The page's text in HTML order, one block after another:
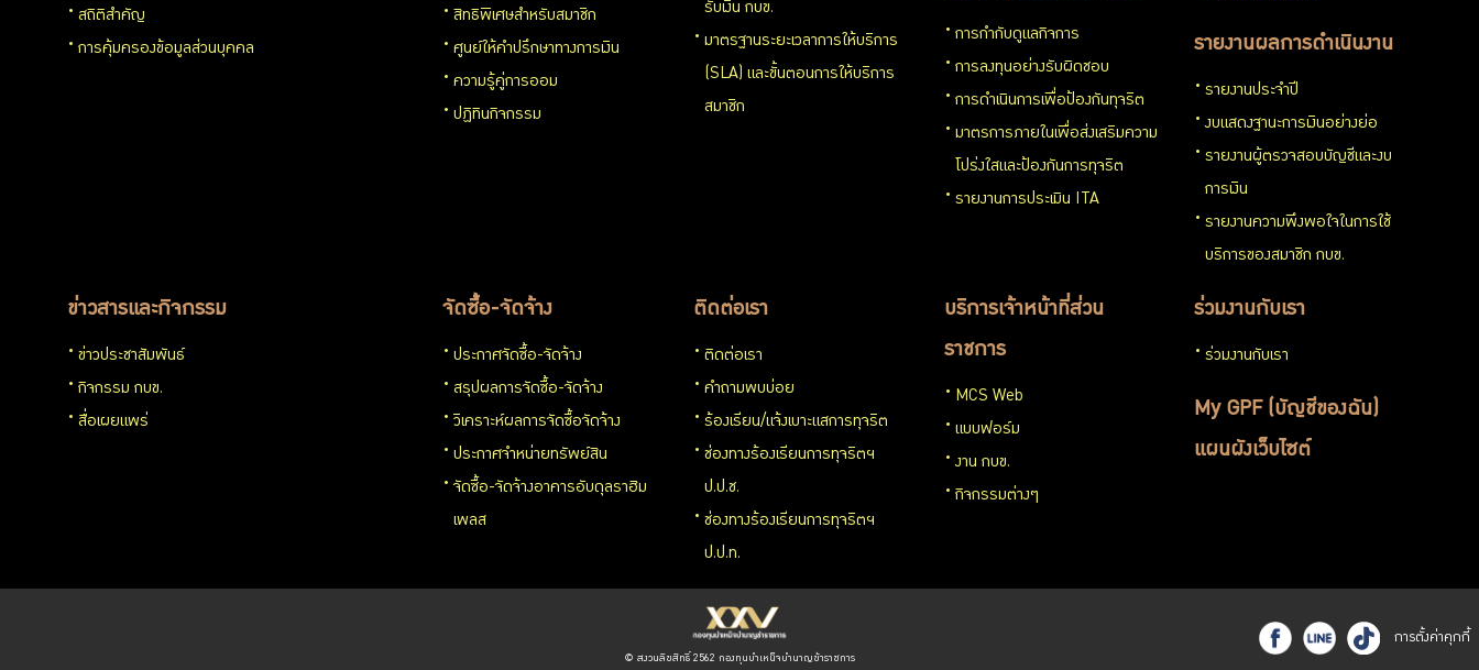
สถิติสำคัญ
การคุ้มครองข้อมูลส่วนบุคคล
สิทธิพิเศษสำหรับสมาชิก
ศูนย์ให้คำปรึกษาทางการเงิน
ความรู้คู่การออม
ปฏิทินกิจกรรม
รับเงิน กบข.
มาตรฐานระยะเวลาการให้บริการ
(SLA) และขั้นตอนการให้บริการ
สมาชิก
การกำกับดูแลกิจการ
การลงทุนอย่างรับผิดชอบ
การดำเนินการเพื่อป้องกันทุจริต
มาตรการภายในเพื่อส่งเสริมความ
โปร่งใสและป้องกันการทุจริต
รายงานการประเมิน ITA
รายงานผลการดำเนินงาน
รายงานประจำปี
งบแสดงฐานะการเงินอย่างย่อ
รายงานผู้ตรวจสอบบัญชีและงบ
การเงิน
รายงานความพึงพอใจในการใช้
บริการของสมาชิก กบข.
ข่าวสารและกิจกรรม
ข่าวประชาสัมพันธ์
กิจกรรม กบข.
สื่อเผยแพร่
จัดซื้อ-จัดจ้าง
ประกาศจัดซื้อ-จัดจ้าง
สรุปผลการจัดซื้อ-จัดจ้าง
วิเคราะห์ผลการจัดซื้อจัดจ้าง
ประกาศจำหน่ายทรัพย์สิน
จัดซื้อ-จัดจ้างอาคารอับดุลราฮิม
เพลส
ติดต่อเรา
ติดต่อเรา
คำถามพบบ่อย
ร้องเรียน/แจ้งเบาะแสการทุจริต
ช่องทางร้องเรียนการทุจริตฯ
ป.ป.ช.
ช่องทางร้องเรียนการทุจริตฯ
ป.ป.ท.
บริการเจ้าหน้าที่ส่วน
ราชการ
MCS Web
แบบฟอร์ม
งาน กบข.
กิจกรรมต่างๆ
ร่วมงานกับเรา
ร่วมงานกับเรา
My GPF (บัญชีของฉัน)
แผนผังเว็บไซต์
การตั้งค่าคุกกี้
© สงวนลิขสิทธิ์ 2562 กองทุนบำเหน็จบำนาญข้าราชการ